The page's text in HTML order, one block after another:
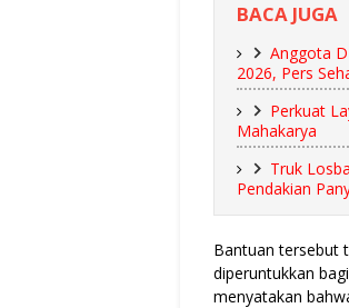
BACA JUGA
Anggota
2026, Pers
Perkuat
Mahakarya
Truk
Pendakian
Bantuan tersebut
diperuntukkan
menyatakan